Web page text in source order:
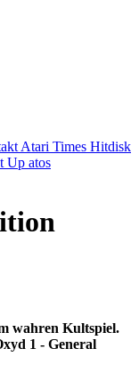
Atari Times Hitdisk
Up atos
wahren Kultspiel.
1 - General